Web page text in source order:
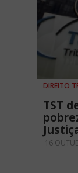
DIREITO
TST
16